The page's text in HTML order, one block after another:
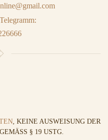
, KEINE AUSWEISUNG DER
§ 19 USTG.